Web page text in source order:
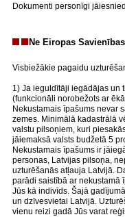
Dokumenti personīgi
Ne Eiropas
Visbiežākie pagaidu
1) Ja ieguldītāji iegādājas un
(funkcionāli norobežots ar
Nekustamais īpašums nevar
zemes. Minimālā kadastrālā
valstu pilsoņiem, kuri
jāiemaksā valsts budžetā 5
Nekustamais īpašums ir
personas, Latvijas pilsoņa,
uzturēšanās atļauja Latvijā.
parādi saistībā ar nekustamā
Jūs kā indivīds. Šajā
un dzīvesvietai Latvijā.
vienu reizi gadā Jūs varat